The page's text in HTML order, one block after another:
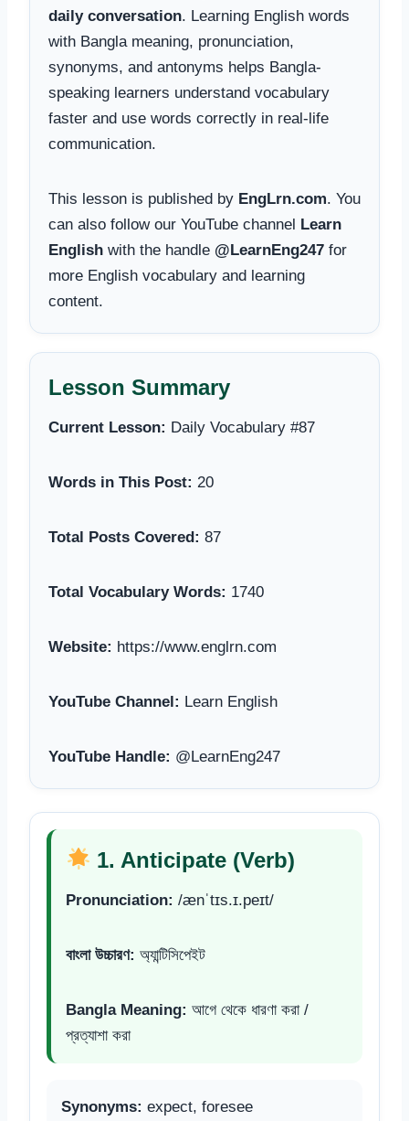
daily conversation. Learning English words
with Bangla meaning, pronunciation,
synonyms, and antonyms helps Bangla-
speaking learners understand vocabulary
faster and use words correctly in real-life
communication.
This lesson is published by EngLrn.com. You
can also follow our YouTube channel Learn
English with the handle @LearnEng247 for
more English vocabulary and learning
content.
Lesson Summary
Current Lesson: Daily Vocabulary #87
Words in This Post: 20
Total Posts Covered: 87
Total Vocabulary Words: 1740
Website: https://www.englrn.com
YouTube Channel: Learn English
YouTube Handle: @LearnEng247
1. Anticipate (Verb)
Pronunciation: /ænˈtɪs.ɪ.peɪt/
বাংলা উচ্চারণ: অ্যান্টিসিপেইট
Bangla Meaning: আগে থেকে ধারণা করা /
প্রত্যাশা করা
Synonyms: expect, foresee